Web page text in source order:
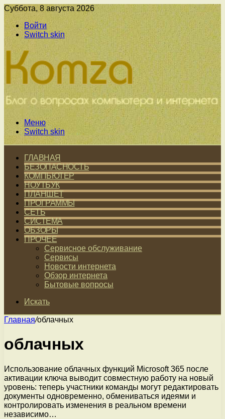
Суббота, 8 августа 2026
Войти
Switch skin
Меню
Switch skin
ГЛАВНАЯ
БЕЗОПАСНОСТЬ
КОМПЬЮТЕР
НОУТБУК
ПЛАНШЕТ
ПРОГРАММЫ
СЕТЬ
СИСТЕМА
ОБЗОРЫ
ПРОЧЕЕ
Сервисное обслуживание
Сервисы
Новости интернета
Обзор интернета
Бытовые вопросы
Искать
Главная/облачных
облачных
Использование облачных функций Microsoft 365 после
активации ключа выводит совместную работу на новый
уровень: теперь участники команды могут редактировать
документы одновременно, обмениваться идеями и
контролировать изменения в реальном времени
независимо…